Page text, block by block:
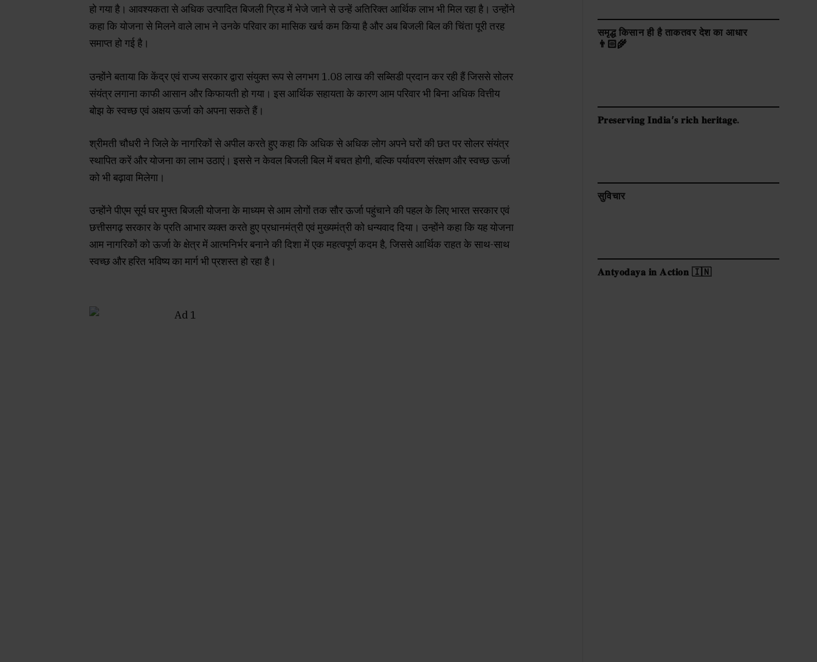
हो गया है। आवश्यकता से अधिक उत्पादित बिजली ग्रिड में भेजे जाने से उन्हें अतिरिक्त आर्थिक लाभ भी मिल रहा है। उन्होंने
कहा कि योजना से मिलने वाले लाभ ने उनके परिवार का मासिक खर्च कम किया है और अब बिजली बिल की चिंता पूरी तरह
समाप्त हो गई है।
उन्होंने बताया कि केंद्र एवं राज्य सरकार द्वारा संयुक्त रूप से लगभग ₹1.08 लाख की सब्सिडी प्रदान कर रही हैं जिससे सोलर
संयंत्र लगाना काफी आसान और किफायती हो गया। इस आर्थिक सहायता के कारण आम परिवार भी बिना अधिक वित्तीय
बोझ के स्वच्छ एवं अक्षय ऊर्जा को अपना सकते हैं।
श्रीमती चौधरी ने जिले के नागरिकों से अपील करते हुए कहा कि अधिक से अधिक लोग अपने घरों की छत पर सोलर संयंत्र
स्थापित करें और योजना का लाभ उठाएं। इससे न केवल बिजली बिल में बचत होगी, बल्कि पर्यावरण संरक्षण और स्वच्छ ऊर्जा
को भी बढ़ावा मिलेगा।
उन्होंने पीएम सूर्य घर मुफ्त बिजली योजना के माध्यम से आम लोगों तक सौर ऊर्जा पहुंचाने की पहल के लिए भारत सरकार एवं
छत्तीसगढ़ सरकार के प्रति आभार व्यक्त करते हुए प्रधानमंत्री एवं मुख्यमंत्री को धन्यवाद दिया। उन्होंने कहा कि यह योजना
आम नागरिकों को ऊर्जा के क्षेत्र में आत्मनिर्भर बनाने की दिशा में एक महत्वपूर्ण कदम है, जिससे आर्थिक राहत के साथ-साथ
स्वच्छ और हरित भविष्य का मार्ग भी प्रशस्त हो रहा है।
समृद्ध किसान ही है ताकतवर देश का आधार
👨🏻‍🌾
𝐏𝐫𝐞𝐬𝐞𝐫𝐯𝐢𝐧𝐠 𝐈𝐧𝐝𝐢𝐚’𝐬 𝐫𝐢𝐜𝐡 𝐡𝐞𝐫𝐢𝐭𝐚𝐠𝐞.
सुविचार
𝐀𝐧𝐭𝐲𝐨𝐝𝐚𝐲𝐚 𝐢𝐧 𝐀𝐜𝐭𝐢𝐨𝐧 🇮🇳